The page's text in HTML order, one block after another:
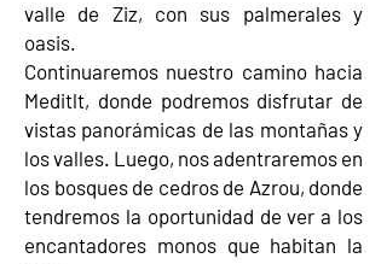
valle de Ziz, con sus palmerales y
oasis.
Continuaremos nuestro camino hacia
Meditlt, donde podremos disfrutar de
vistas panorámicas de las montañas y
los valles. Luego, nos adentraremos en
los bosques de cedros de Azrou, donde
tendremos la oportunidad de ver a los
encantadores monos que habitan la